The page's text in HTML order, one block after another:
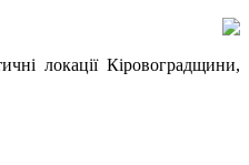
локації Кіровоградщини,